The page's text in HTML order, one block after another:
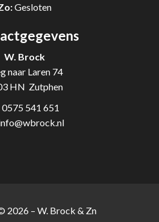
Gesloten
W. Brock
naar Laren 74
HN Zutphen
0575 541 651
2026 – W. Brock & Zn